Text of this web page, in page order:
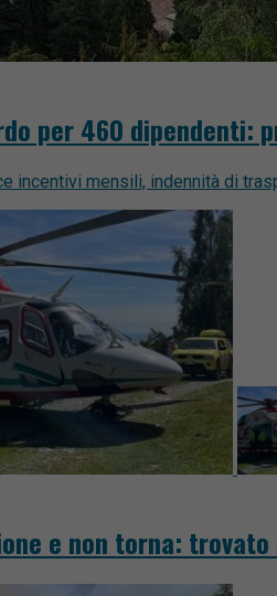
per 460 dipendenti:
incentivi mensili, indennità di
e non torna: